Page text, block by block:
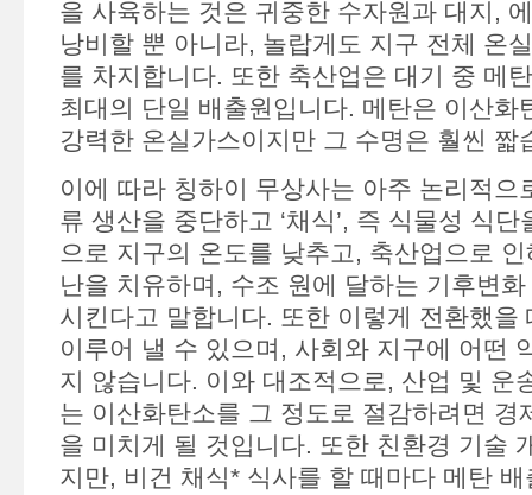
을 사육하는 것은 귀중한 수자원과 대지,
낭비할 뿐 아니라, 놀랍게도 지구 전체 온
를 차지합니다. 또한 축산업은 대기 중 메
최대의 단일 배출원입니다. 메탄은 이산화
강력한 온실가스이지만 그 수명은 훨씬 짧
이에 따라 칭하이 무상사는 아주 논리적으
류 생산을 중단하고 ‘채식’, 즉 식물성 식
으로 지구의 온도를 낮추고, 축산업으로
난을 치유하며, 수조 원에 달하는 기후변
시킨다고 말합니다. 또한 이렇게 전환했을
이루어 낼 수 있으며, 사회와 지구에 어떤
지 않습니다. 이와 대조적으로, 산업 및 운
는 이산화탄소를 그 정도로 절감하려면 경
을 미치게 될 것입니다. 또한 친환경 기술
지만, 비건 채식* 식사를 할 때마다 메탄